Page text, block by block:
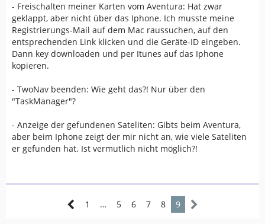
- Freischalten meiner Karten vom Aventura: Hat zwar
geklappt, aber nicht über das Iphone. Ich musste meine
Registrierungs-Mail auf dem Mac raussuchen, auf den
entsprechenden Link klicken und die Geräte-ID eingeben.
Dann key downloaden und per Itunes auf das Iphone
kopieren.
- TwoNav beenden: Wie geht das?! Nur über den
"TaskManager"?
- Anzeige der gefundenen Sateliten: Gibts beim Aventura,
aber beim Iphone zeigt der mir nicht an, wie viele Sateliten
er gefunden hat. Ist vermutlich nicht möglich?!
1 … 5 6 7 8 9